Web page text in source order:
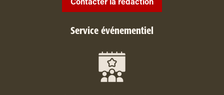
Contacter la rédaction
Service événementiel